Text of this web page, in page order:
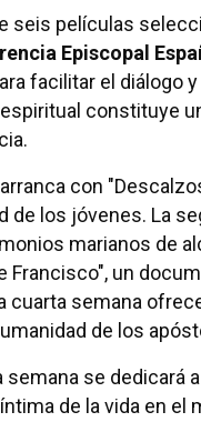
seis películas
Episcopal
facilitar el diálogo
constituye
con
de los jóvenes. La
marianos de
Francisco", un
cuarta semana
de los
semana se dedicará
de la vida en el